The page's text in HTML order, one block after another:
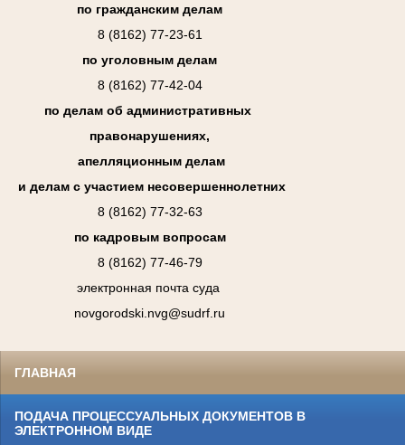
по гражданским делам
8 (8162) 77-23-61
по уголовным делам
8 (8162) 77-42-04
по делам об административных
правонарушениях,
апелляционным делам
и делам с участием несовершеннолетних
8 (8162) 77-32-63
по кадровым вопросам
8 (8162) 77-46-79
электронная почта суда
novgorodski.nvg@sudrf.ru
ГЛАВНАЯ
ПОДАЧА ПРОЦЕССУАЛЬНЫХ ДОКУМЕНТОВ В
ЭЛЕКТРОННОМ ВИДЕ